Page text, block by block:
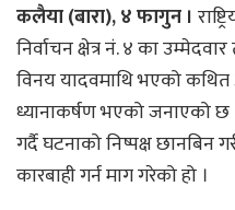
कलैया (बारा), ४ फागुन ।
निर्वाचन क्षेत्र नं. ४ का
विनय यादवमाथि भएको कथित
ध्यानाकर्षण भएको जनाएको छ ।
गर्दै घटनाको निष्पक्ष छानबिन
कारबाही गर्न माग गरेको हो ।